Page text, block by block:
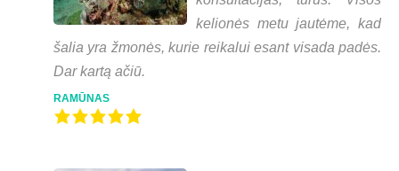
kelionės metu jautėme, kad
šalia yra žmonės, kurie reikalui esant visada padės.
Dar kartą ačiū.
RAMŪNAS